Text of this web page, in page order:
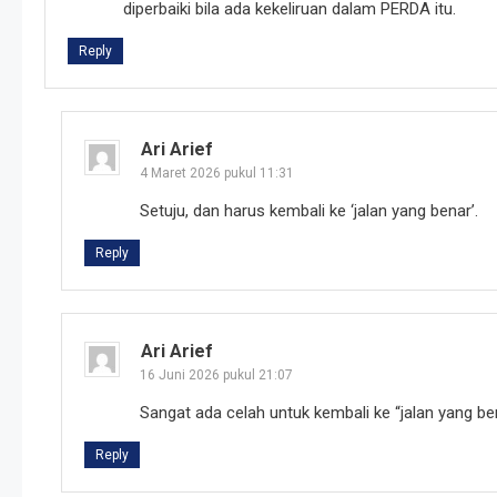
diperbaiki bila ada kekeliruan dalam PERDA itu.
Reply
Ari Arief
4 Maret 2026 pukul 11:31
Setuju, dan harus kembali ke ‘jalan yang benar’.
Reply
Ari Arief
16 Juni 2026 pukul 21:07
Sangat ada celah untuk kembali ke “jalan yang
Reply